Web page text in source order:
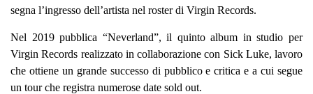
segna l’ingresso dell’artista nel roster di Virgin Records.
Nel 2019 pubblica “Neverland”, il quinto album in studio per
Virgin Records realizzato in collaborazione con Sick Luke, lavoro
che ottiene un grande successo di pubblico e critica e a cui segue
un tour che registra numerose date sold out.